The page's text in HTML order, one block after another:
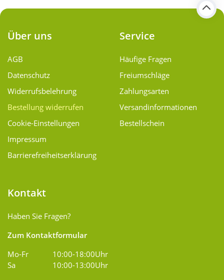
Über uns
AGB
Datenschutz
Widerrufsbelehrung
Bestellung widerrufen
Cookie-Einstellungen
Impressum
Barrierefreiheitserklärung
Service
Häufige Fragen
Freiumschläge
Zahlungsarten
Versand­informationen
Bestellschein
Kontakt
Haben Sie Fragen?
Zum Kontaktformular
Mo-Fr
10:00-18:00Uhr
Sa
10:00-13:00Uhr